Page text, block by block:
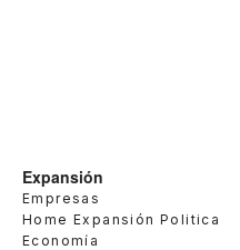
Expansión
Empresas
Home Expansión Politica
Economía